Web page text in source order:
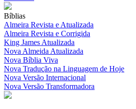
Bíblias
Almeira Revista e Atualizada
Almeira Revista e Corrigida
King James Atualizada
Nova Almeida Atualizada
Nova Bíblia Viva
Nova Tradução na Linguagem de Hoje
Nova Versão Internacional
Nova Versão Transformadora